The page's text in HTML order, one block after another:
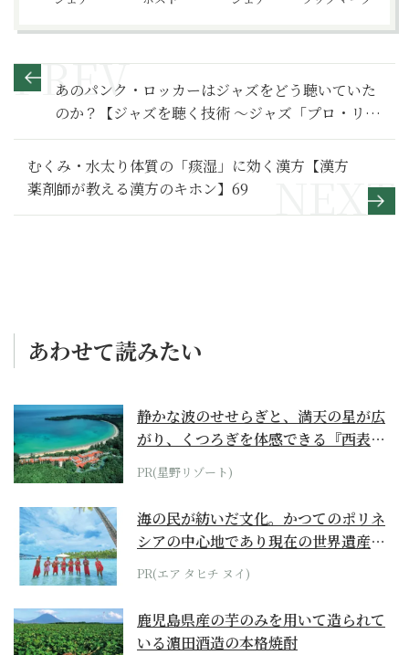
あのパンク・ロッカーはジャズをどう聴いていた
のか？【ジャズを聴く技術 〜ジャズ「プロ・リス
ナー」への道205】
むくみ・水太り体質の「痰湿」に効く漢方【漢方
薬剤師が教える漢方のキホン】69
あわせて読みたい
静かな波のせせらぎと、満天の星が広
がり、くつろぎを体感できる『西表島
ホテル by...
PR(星野リゾート)
海の民が紡いだ文化。かつてのポリネ
シアの中心地であり現在の世界遺産か
らみえてくる...
PR(エア タヒチ ヌイ)
鹿児島県産の芋のみを用いて造られて
いる濵田酒造の本格焼酎